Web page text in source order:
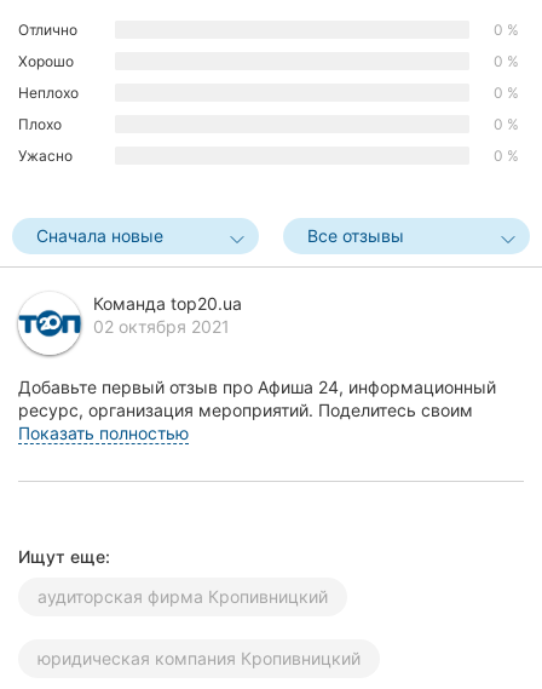
Черкассы
Черновцы
Сумы
Луцк
Ужгород
Карпаты
Отлично
0 %
Хорошо
0 %
Неплохо
0 %
Плохо
0 %
Ужасно
0 %
Сначала новые Все отзывы
Команда top20.ua
02 октября 2021
Добавьте первый отзыв про Афиша 24, информационный
ресурс, организация мероприятий. Поделитесь своим
опытом – что Вам понравилось, а что нет! Это пом...
Показать полностью
Ищут еще:
аудиторская фирма Кропивницкий
юридическая компания Кропивницкий